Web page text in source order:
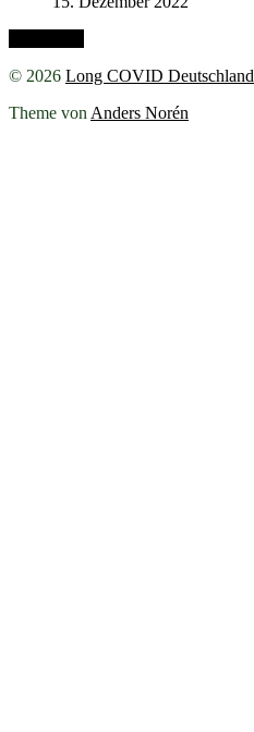
© 2026 Long COVID Deutschland
Theme von Anders Norén